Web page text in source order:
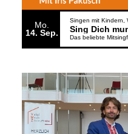
Mo.
14 Sep.
Singen mit Kindern
Sing Dich